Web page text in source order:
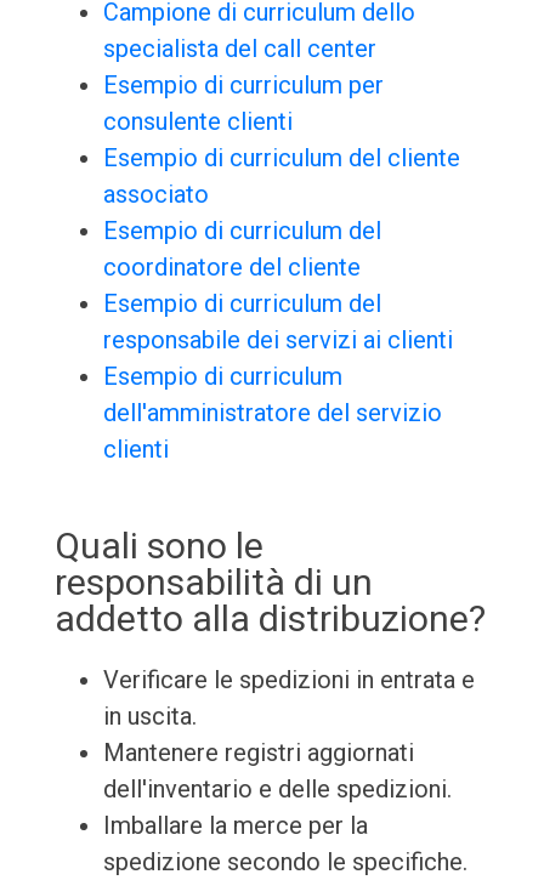
Campione di curriculum dello
specialista del call center
Esempio di curriculum per
consulente clienti
Esempio di curriculum del cliente
associato
Esempio di curriculum del
coordinatore del cliente
Esempio di curriculum del
responsabile dei servizi ai clienti
Esempio di curriculum
dell'amministratore del servizio
clienti
Quali sono le
responsabilità di un
addetto alla distribuzione?
Verificare le spedizioni in entrata e
in uscita.
Mantenere registri aggiornati
dell'inventario e delle spedizioni.
Imballare la merce per la
spedizione secondo le specifiche.